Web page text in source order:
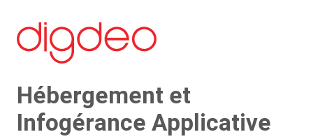
Hébergement et
Infogérance Applicative